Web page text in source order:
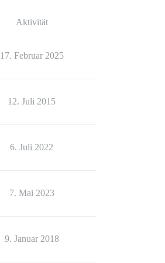
Aktivität
17. Februar 2025
12. Juli 2015
6. Juli 2022
7. Mai 2023
9. Januar 2018